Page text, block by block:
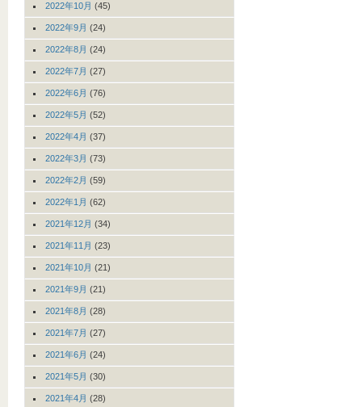
2022年10月 (45)
2022年9月 (24)
2022年8月 (24)
2022年7月 (27)
2022年6月 (76)
2022年5月 (52)
2022年4月 (37)
2022年3月 (73)
2022年2月 (59)
2022年1月 (62)
2021年12月 (34)
2021年11月 (23)
2021年10月 (21)
2021年9月 (21)
2021年8月 (28)
2021年7月 (27)
2021年6月 (24)
2021年5月 (30)
2021年4月 (28)